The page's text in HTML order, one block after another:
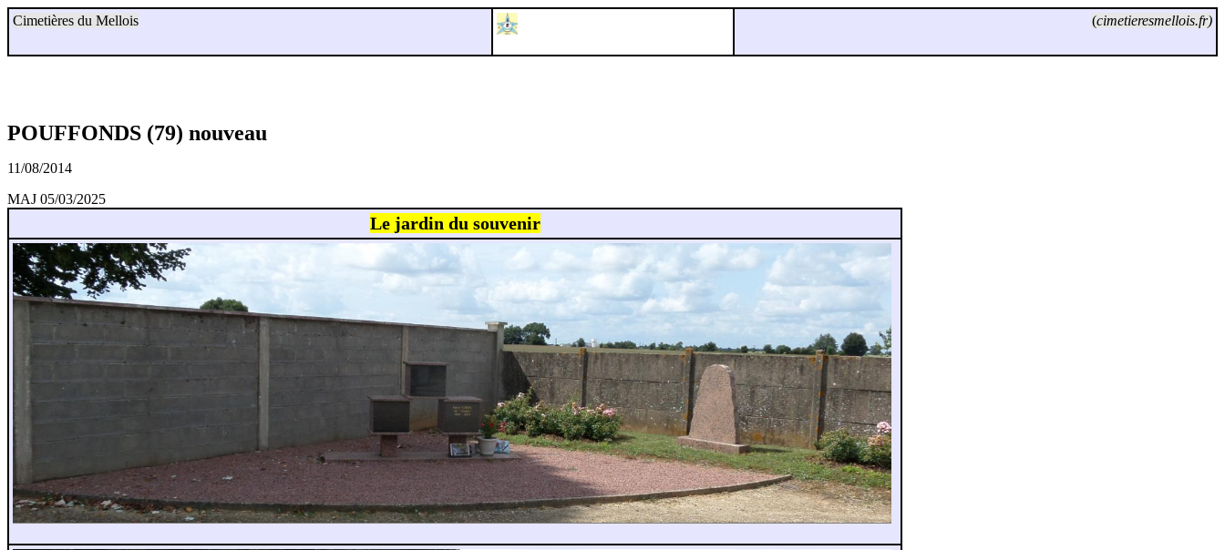
Cimetières du Mellois (cimetieresmellois.fr)
POUFFONDS (79) nouveau
11/08/2014
MAJ 05/03/2025
Le jardin du souvenir